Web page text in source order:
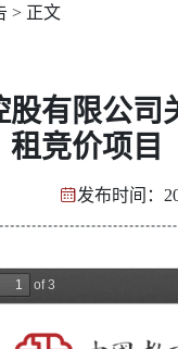
> 正文
股有限公
租竞价项目
发布时间：